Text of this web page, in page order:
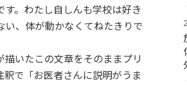
。わたし自しんも学校は好き
い、体が動かなくてねたきりで
いたこの文章をそのままプリ
で「お医者さんに説明がうま